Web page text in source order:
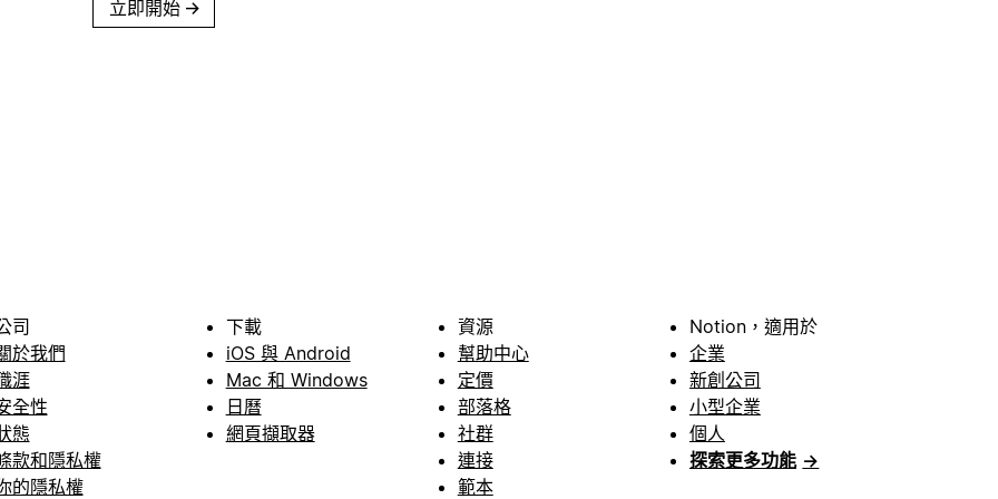
立即開始 →
司
於我們
涯
全性
態
款和隱私權
的隱私權
下載
iOS 與 Android
Mac 和 Windows
日曆
網頁擷取器
資源
幫助中心
定價
部落格
社群
連接
範本
Notion，適用於
企業
新創公司
小型企業
個人
探索更多功能 →